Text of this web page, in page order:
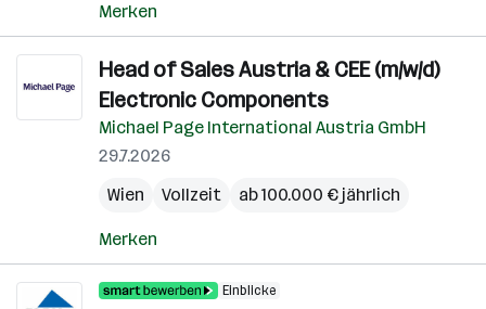
Merken
Head of Sales Austria & CEE (m/w/d)
Electronic Components
Michael Page International Austria GmbH
29.7.2026
Wien
Vollzeit ab 100.000 € jährlich
Merken
Einblicke